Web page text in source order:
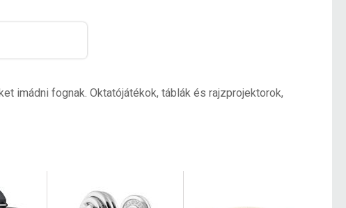
imádni fognak. Oktatójátékok, táblák és rajzprojektorok,